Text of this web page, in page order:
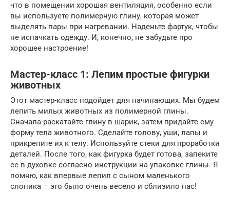
что в помещении хорошая вентиляция, особенно если
вы используете полимерную глину, которая может
выделять пары при нагревании. Наденьте фартук, чтобы
не испачкать одежду. И, конечно, не забудьте про
хорошее настроение!
Мастер-класс 1: Лепим простые фигурки
животных
Этот мастер-класс подойдет для начинающих. Мы будем
лепить милых животных из полимерной глины.
Сначала раскатайте глину в шарик, затем придайте ему
форму тела животного. Сделайте голову, уши, лапы и
прикрепите их к телу. Используйте стеки для проработки
деталей. После того, как фигурка будет готова, запеките
ее в духовке согласно инструкции на упаковке глины. Я
помню, как впервые лепил с сыном маленького
слоника – это было очень весело и сблизило нас!